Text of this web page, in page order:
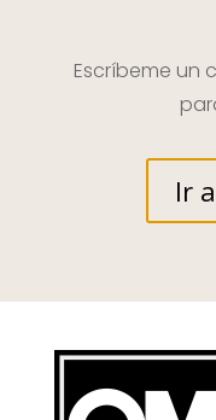
Escríbeme un
Ir